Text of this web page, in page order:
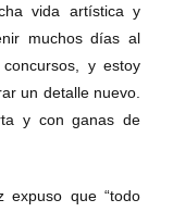
vida artística y
muchos días al
y estoy
un detalle nuevo.
y con ganas de
expuso que “todo